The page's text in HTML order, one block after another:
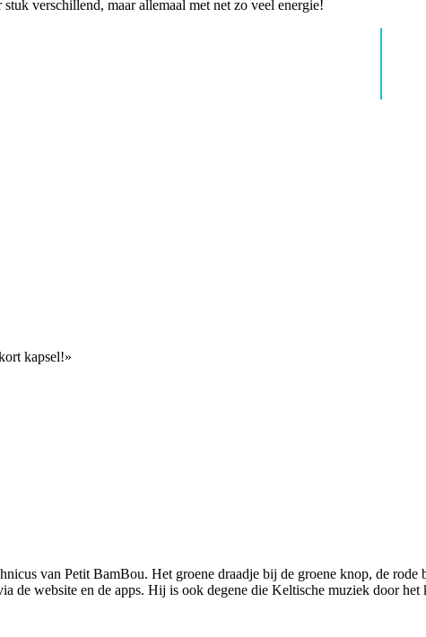
verschillend, maar allemaal met net zo veel energie!
kapsel!»
van Petit BamBou. Het groene draadje bij de groene knop, de
de website en de apps. Hij is ook degene die Keltische muziek door